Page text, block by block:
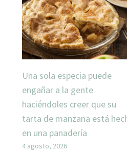
Una sola especia puede
engañar a la gente
haciéndoles creer que su
tarta de manzana está
en una panadería
4 agosto, 2026